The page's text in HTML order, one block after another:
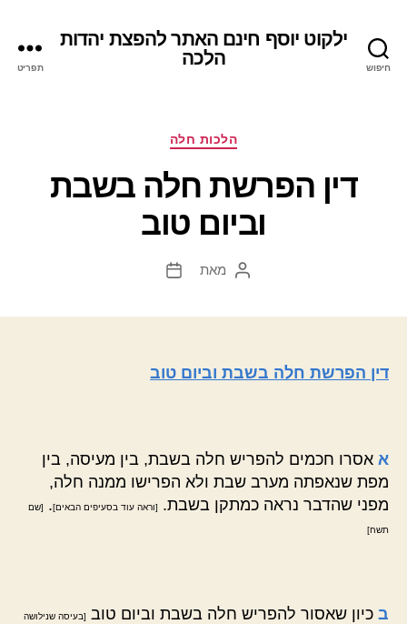
חיפוש
ילקוט יוסף חינם האתר להפצת יהדות
הלכה
תפריט
קטגוריות
הלכות חלה
דין הפרשת חלה בשבת
וביום טוב
המחבר
מאת
תאריך
דין הפרשת חלה בשבת וביום טוב
א אסרו חכמים להפריש חלה בשבת, בין מעיסה, בין
מפת שנאפתה מערב שבת ולא הפרישו ממנה חלה,
מפני שהדבר נראה כמתקן בשבת.
[וראה עוד בסעיפים הבאים]. [שם
תשח]
ב כיון שאסור להפריש חלה בשבת וביום טוב [בעיסה שנילושה